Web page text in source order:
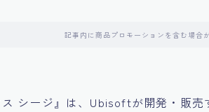
記事内に商品プロモーションを含む場合
ス シージ』は、Ubisoftが開発・販